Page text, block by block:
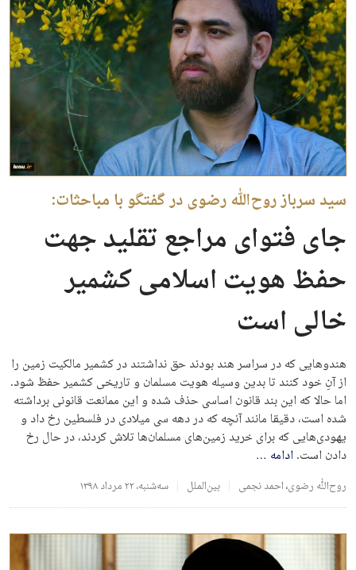
سید سرباز روح‌الله رضوی در گفتگو با مباحثات:
جای فتوای مراجع تقلید جهت
حفظ هویت اسلامی کشمیر
خالی است
هندوهایی که در سراسر هند بودند حق نداشتند در کشمیر مالکیت زمین را
از آنِ خود کنند تا بدین وسیله هویت مسلمان و تاریخی کشمیر حفظ شود.
اما حالا که این بند قانون اساسی حذف شده و این ممانعت قانونی برداشته
شده است، دقیقا مانند آنچه که در دهه سی میلادی در فلسطین رخ داد و
یهودی‌هایی که برای خرید زمین‌های مسلمان‌ها تلاش کردند، در حال رخ
دادن است.ادامه …
روح‌الله رضوی،احمد نجمی بین‌الملل سه‌شنبه، ۲۲ مرداد ۱۳۹۸